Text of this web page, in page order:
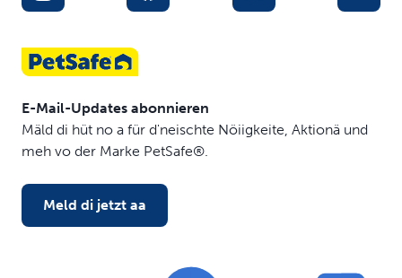
E-Mail-Updates abonnieren
Mäld di hüt no a für d'neischte Nöiigkeite, Aktionä und
meh vo der Marke PetSafe®.
Meld di jetzt aa